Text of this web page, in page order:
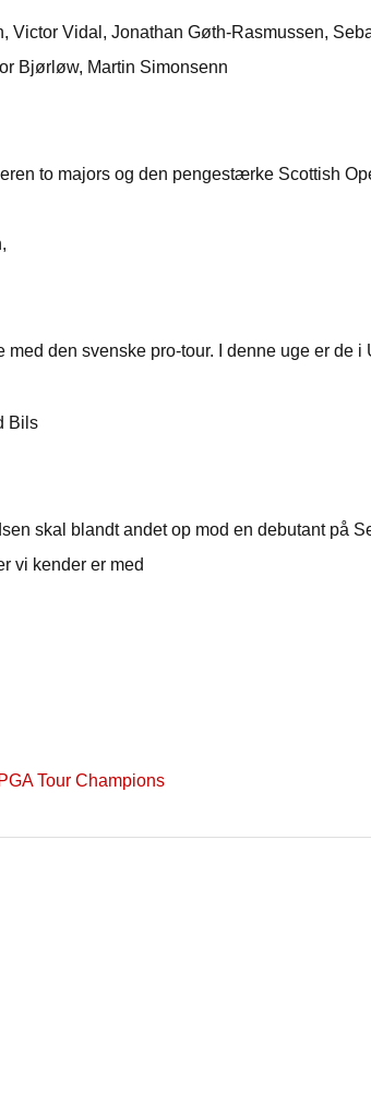
Victor Vidal, Jonathan Gøth-Rasmussen,
Bjørløw, Martin Simonsenn
to majors og den pengestærke Scottish
den svenske pro-tour. I denne uge er de i
Bils
skal blandt andet op mod en debutant på
vi kender er med
PGA Tour Champions